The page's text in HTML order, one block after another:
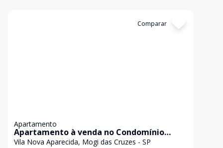
Comparar
Apartamento
Apartamento à venda no Condomínio
Parque das Árvores - Vila Nova Aparecida,
Vila Nova Aparecida, Mogi das Cruzes - SP